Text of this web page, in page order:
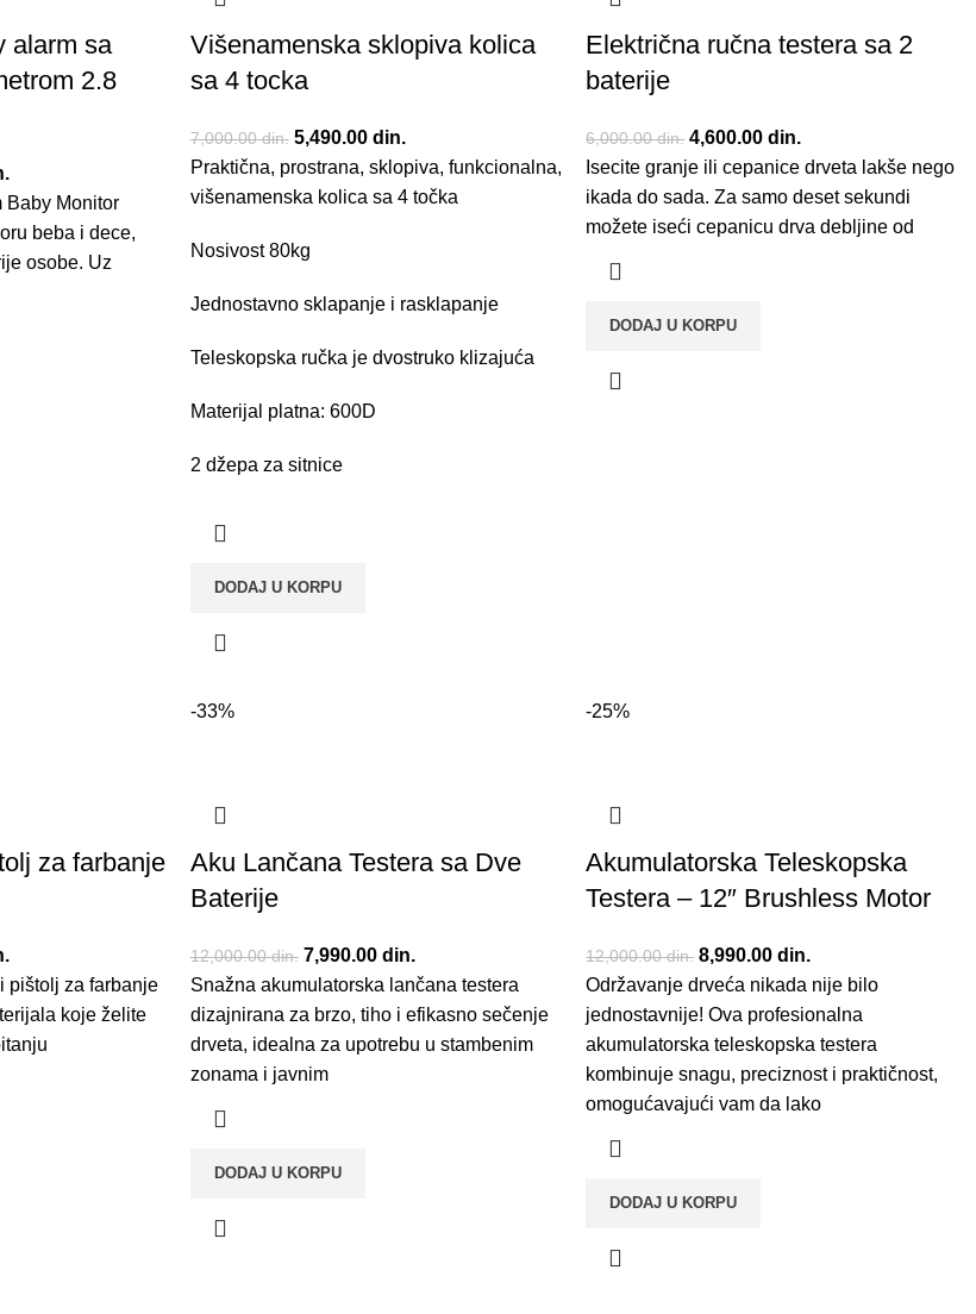
alarm sa
2.8
je bila:
5,600.00 din..
Baby Monitor
beba i dece,
osobe. Uz
Višenamenska sklopiva kolica
sa 4 tocka
7,000.00din. Originalna cena je bila:
7,000.00 din..
5,490.00 din.Trenutna cena je:
5,490.00 din..
Praktična, prostrana, sklopiva, funkcionalna,
višenamenska kolica sa 4 točka
Nosivost 80kg
Jednostavno sklapanje i rasklapanje
Teleskopska ručka je dvostruko klizajuća
Materijal platna: 600D
2 džepa za sitnice
DODAJ U KORPU
Električna ručna testera sa 2
baterije
6,000.00din. Originalna cena je bila:
6,000.00 din..
4,600.00din.
4,600.00 din..
Isecite granje ili cepanice drveta lakše nego
ikada do sada. Za samo deset sekundi
možete iseći cepanicu drva debljine od
DODAJ U KORPU
za farbanje
je bila:
4,690.00 din..
pištolj za farbanje
koje želite
-33%
Aku Lančana Testera sa Dve
Baterije
12,000.00din. Originalna cena je bila:
12,000.00 din..
7,990.00 din.Trenutna cena je:
7,990.00 din..
Snažna akumulatorska lančana testera
dizajnirana za brzo, tiho i efikasno sečenje
drveta, idealna za upotrebu u stambenim
zonama i javnim
DODAJ U KORPU
-25%
Akumulatorska Teleskopska
Testera – 12″ Brushless Motor
12,000.00din. Originalna cena je bila:
12,000.00 din..
8,990.00din.
8,990.00 din..
Održavanje drveća nikada nije bilo
jednostavnije! Ova profesionalna
akumulatorska teleskopska testera
kombinuje snagu, preciznost i praktičnost,
omogućavajući vam da lako
DODAJ U KORPU